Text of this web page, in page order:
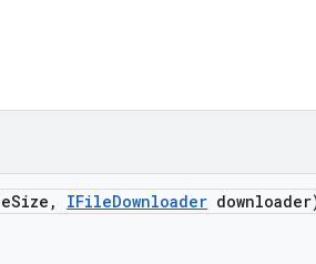
Size , IFileDownloader